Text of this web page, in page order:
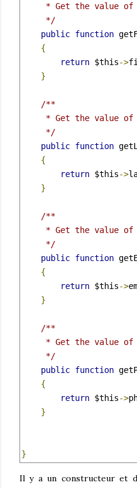
* Get the value of
     */
public function
{
return $this->
}
/**
* Get the value of
     */
public function
{
return $this->
}
/**
* Get the value of
     */
public function
{
return $this->
}
/**
* Get the value of
     */
public function
{
return $this->
}
}
Il y a un constructeur et